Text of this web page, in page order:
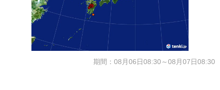
期間：08月06日08:30～08月07日08:30